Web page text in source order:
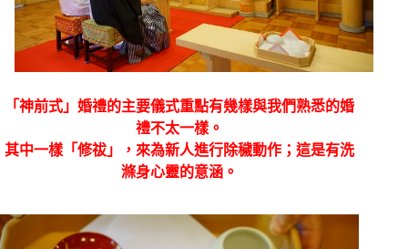
「神前式」婚禮的主要儀式重點有幾樣與我們熟悉的婚
禮不太一樣。
其中一樣「修祓」，來為新人進行除穢動作；這是有洗
滌身心靈的意涵。